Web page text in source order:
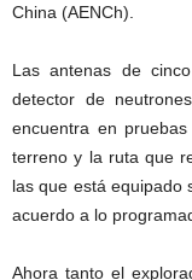
China (AENCh).
Las antenas de
detector de
encuentra en
terreno y la ruta que
las que está equipado
acuerdo a lo
Ahora tanto el